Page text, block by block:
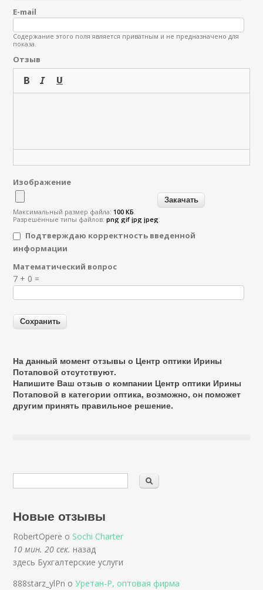
E-mail
Содержание этого поля является приватным и не предназначено для
показа.
Отзыв
Изображение
Максимальный размер файла:100 КБ.
Разрешённые типы файлов:png gif jpg jpeg.
Подтверждаю корректность введенной
информации
Я спамер
Математический вопрос
7 + 0 =
На данный момент отзывы о Центр оптики Ирины
Потаповой отсутствуют.
Напишите Ваш отзыв о компании Центр оптики Ирины
Потаповой в категорииоптика, возможно, он поможет
другим принять правильное решение.
Новые отзывы
RobertOpere о Sochi Charter
10 мин. 20 сек. назад
здесь Бухгалтерские услуги
888starz_ylPn оУретан-Р, оптовая фирма